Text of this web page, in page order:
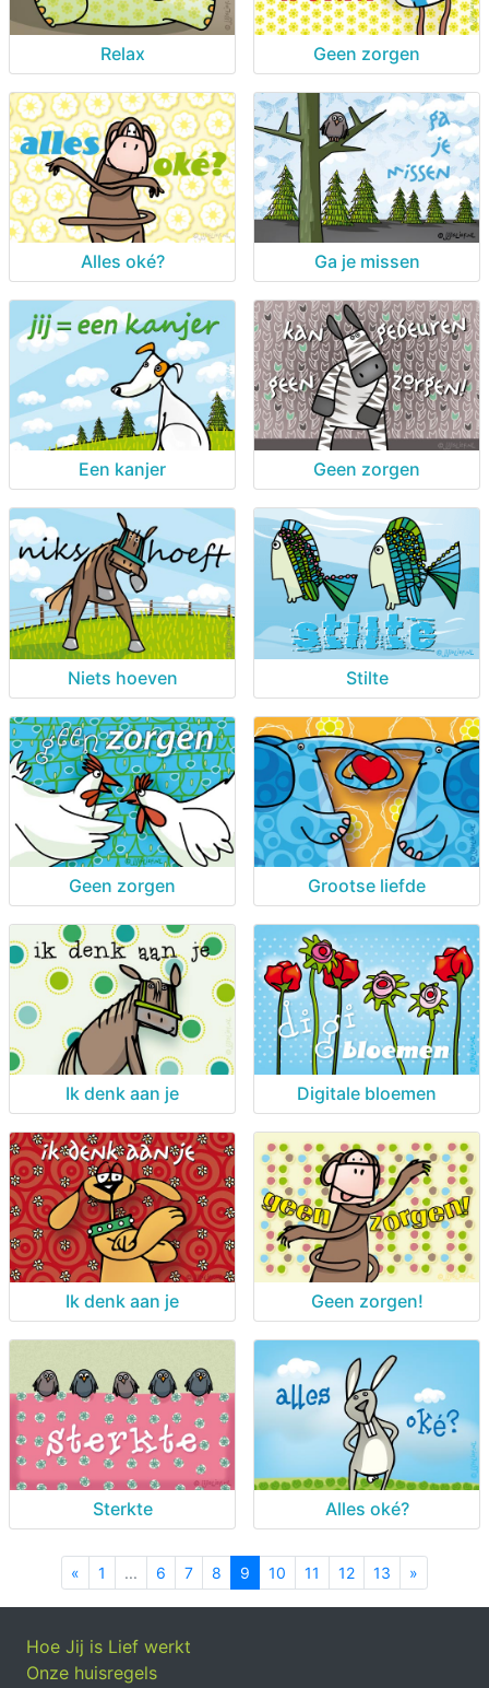
Relax Geen zorgen
Alles oké? Ga je missen
Een kanjer Geen zorgen
Niets hoeven Stilte
Geen zorgen Grootse liefde
Ik denk aan je Digitale bloemen
Ik denk aan je Geen zorgen!
Sterkte Alles oké?
« Previous
1 ... 6 7 8 9 10 11 12 13 »
Hoe Jij is Lief werkt
Onze huisregels